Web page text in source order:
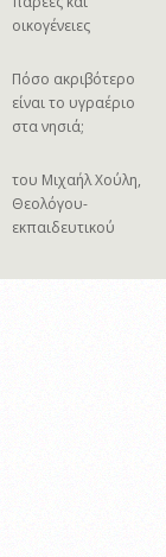
οικογένειες
Πόσο ακριβότερο
είναι το υγραέριο
στα νησιά;
του Μιχαήλ Χούλη,
Θεολόγου-
εκπαιδευτικού